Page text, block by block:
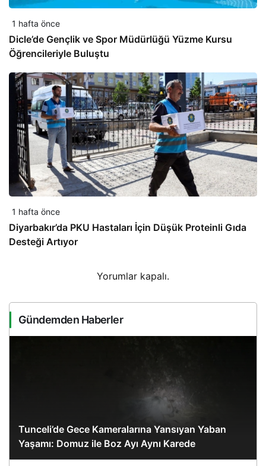
1 hafta önce
Dicle’de Gençlik ve Spor Müdürlüğü Yüzme Kursu
Öğrencileriyle Buluştu
1 hafta önce
Diyarbakır’da PKU Hastaları İçin Düşük Proteinli Gıda
Desteği Artıyor
Yorumlar kapalı.
Gündemden Haberler
Tunceli’de Gece Kameralarına Yansıyan Yaban
Yaşamı: Domuz ile Boz Ayı Aynı Karede